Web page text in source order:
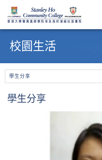
始
校園生活
學生分享
學生分享